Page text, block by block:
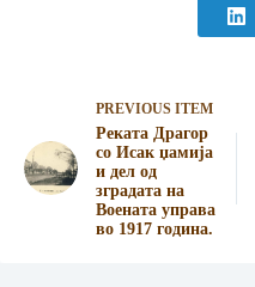
PREVIOUS ITEM
Реката Драгор
со Исак џамија
и дел од
зградата на
Воената управа
во 1917 година.